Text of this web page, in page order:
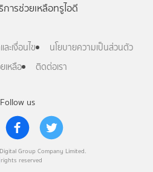
Follow us
Group Company Limited.
reserved
การช่วยเหลือทรูไอดี
ะเงื่อนไข
นโยบายความเป็นส่วนตัว
เหลือ
ติดต่อเรา